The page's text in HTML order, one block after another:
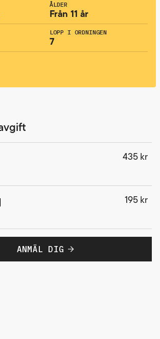
ÅLDER
Från 11 år
LOPP I ORDNINGEN
7
435 kr
195 kr
ANMÄL DIG